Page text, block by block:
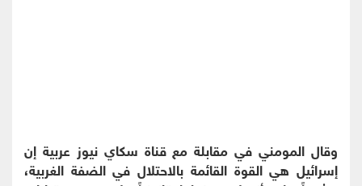
وقال المومني في مقابلة مع قناة سكاي نيوز عربية إن
إسرائيل هي القوة القائمة بالاحتلال في الضفة الغربية،